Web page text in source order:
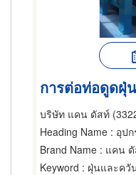
การต่อท่อดูดฝุ่
บริษัท แคน ดัสท์
Heading Name : อุป
Brand Name : แคน
Keyword : ฝุ่นและควั